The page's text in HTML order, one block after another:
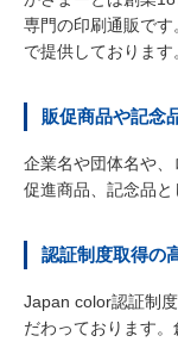
専門の印刷通販で
で提供しております
販促商品や記念
企業名や団体名や
促進商品、記念品と
認証制度取得の
Japan color認証制
だわっております